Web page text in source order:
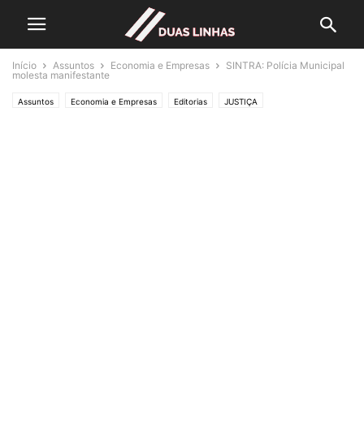
Início Assuntos Economia e Empresas
SINTRA: Polícia Municipal
molesta manifestante
Assuntos Economia e Empresas Editorias JUSTIÇA